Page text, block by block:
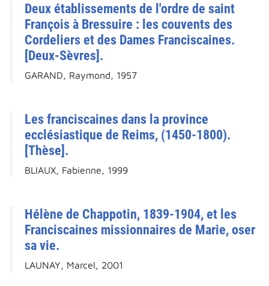
Deux établissements de l'ordre de saint
François à Bressuire : les couvents des
Cordeliers et des Dames Franciscaines.
[Deux-Sèvres].
GARAND, Raymond, 1957
Les franciscaines dans la province
ecclésiastique de Reims, (1450-1800).
[Thèse].
BLIAUX, Fabienne, 1999
Hélène de Chappotin, 1839-1904, et les
Franciscaines missionnaires de Marie, oser
sa vie.
LAUNAY, Marcel, 2001